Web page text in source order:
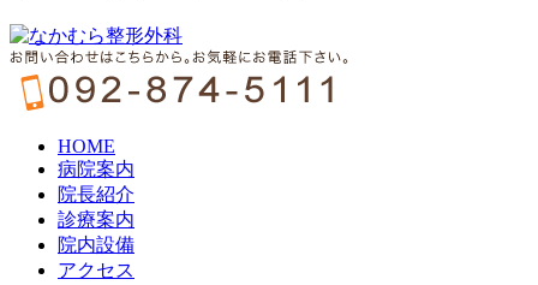
HOME
病院案内
院長紹介
診療案内
院内設備
アクセス